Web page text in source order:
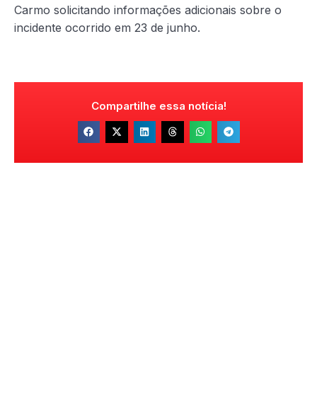
Carmo solicitando informações adicionais sobre o
incidente ocorrido em 23 de junho.
Compartilhe essa notícia!